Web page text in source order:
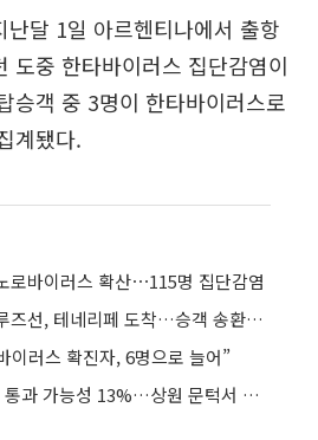
난달 1일 아르헨티나에서 출항
도중 한타바이러스 집단감염이
승객 중 3명이 한타바이러스로
계됐다.
로바이러스 확산⋯115명 집단감염
한타바이러스 감염 크루즈선, 테네리페 도착…승객 송환작전 돌입
이러스 확진자, 6명으로 늘어”
美 클래리티 법안 연내 통과 가능성 13%…상원 문턱서 제동